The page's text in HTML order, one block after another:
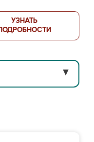
УЗНАТЬ
ПОДРОБНОСТИ
▼